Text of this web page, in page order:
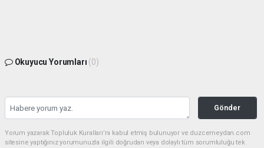
Okuyucu Yorumları (0)
Gönder
Yorum yazarak Topluluk Kuralları’nı kabul etmiş bulunuyor ve duzcemeydan.com
sitesine yaptığınız yorumunuzla ilgili doğrudan veya dolaylı tüm sorumluluğu tek